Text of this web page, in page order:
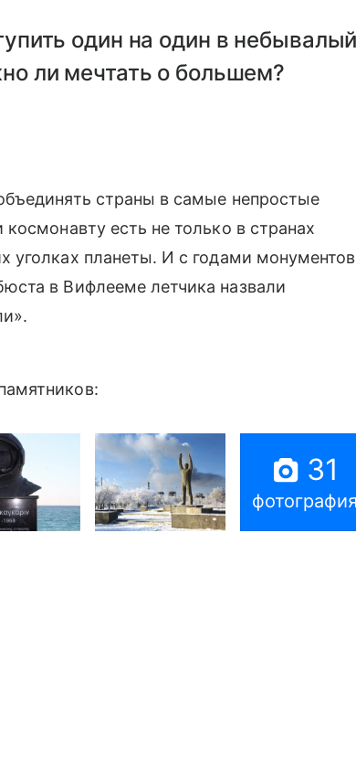
один на один в небывалый
ли мечтать о большем?
страны в самые непростые
есть не только в странах
планеты. И с годами монументов
в Вифлееме летчика назвали
31
фотография